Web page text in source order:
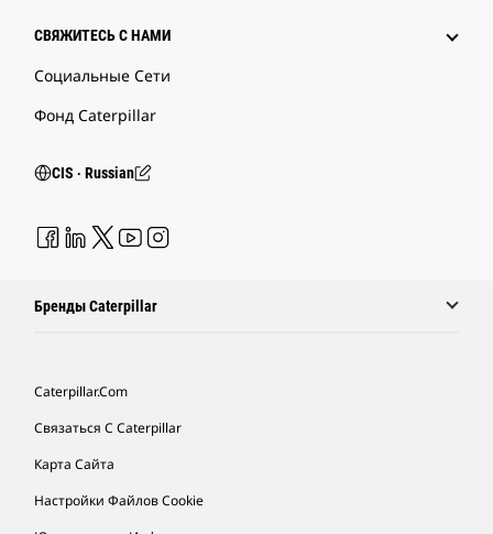
СВЯЖИТЕСЬ С НАМИ
Социальные Сети
Фонд Caterpillar
CIS ‧ Russian
Бренды Caterpillar
Caterpillar.com
Связаться С Caterpillar
Карта Сайта
Настройки Файлов Cookie